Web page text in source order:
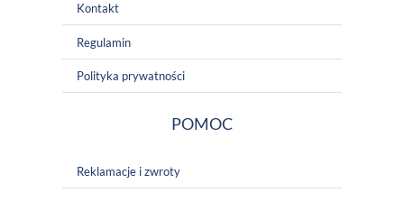
Kontakt
Regulamin
Polityka prywatności
POMOC
Reklamacje i zwroty